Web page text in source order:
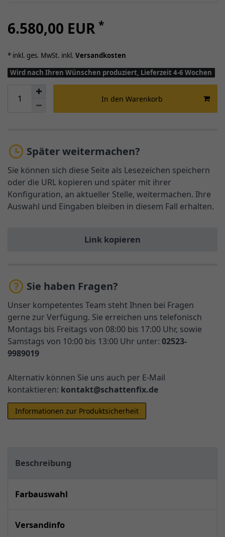
6.580,00 EUR *
* inkl. ges. MwSt. inkl. Versandkosten
Wird nach Ihren Wünschen produziert, Lieferzeit 4-6 Wochen
In den Warenkorb
Später weitermachen?
Sie können sich diese Seite als Lesezeichen speichern
oder die URL kopieren und später mit ihrer
Konfiguration, an aktueller Stelle, weitermachen. Ihre
Auswahl und Eingaben bleiben in diesem Fall erhalten.
Link kopieren
Sie haben Fragen?
Unser kompetentes Team steht Ihnen bei Fragen
gerne zur Verfügung. Sie erreichen uns telefonisch
Montags bis Freitags von 08:00 bis 17:00 Uhr, sowie
Samstags von 10:00 bis 13:00 Uhr unter: 02523-
9989019
Alternativ können Sie uns auch per E-Mail
kontaktieren: kontakt@schattenfix.de
Informationen zur Produktsicherheit
Beschreibung
Farbauswahl
Versandinfo